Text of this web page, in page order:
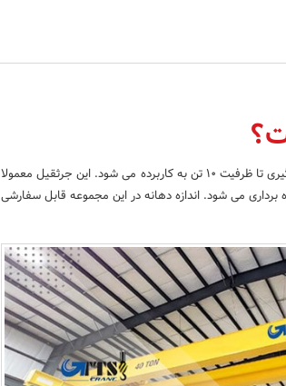
جرثقیل سقفی ۱۰ تن برای بارگیری تا ظرفیت ۱۰ تن به کاربرده می شود. این جرثقیل معمولا
می شود. اندازه دهانه در این مجموعه قابل سفارشی